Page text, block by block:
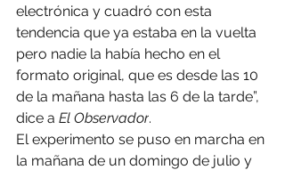
electrónica y cuadró con esta
tendencia que ya estaba en la vuelta
pero nadie la había hecho en el
formato original, que es desde las 10
de la mañana hasta las 6 de la tarde”,
dice a El Observador.
El experimento se puso en marcha en
la mañana de un domingo de julio y